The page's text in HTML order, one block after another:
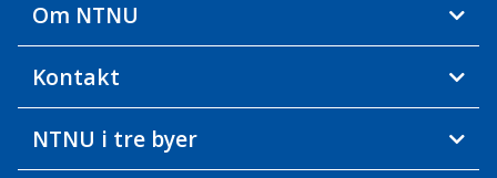
Om NTNU
Kontakt
NTNU i tre byer